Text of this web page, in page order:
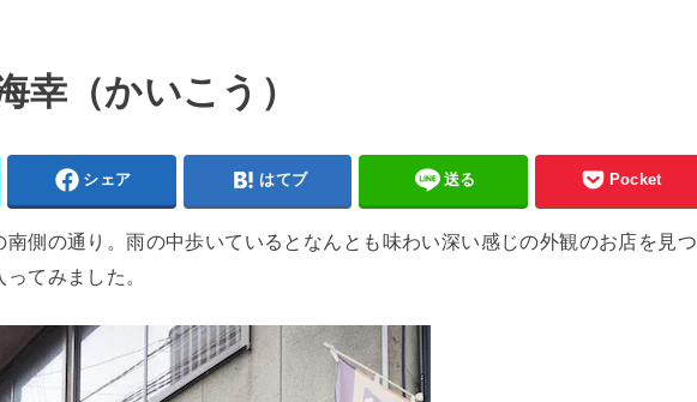
幸（かいこう）
シェア はてブ 送る Pocket
南側の通り。雨の中歩いているとなんとも味わい深い感じの外観のお店を見つ
てみました。